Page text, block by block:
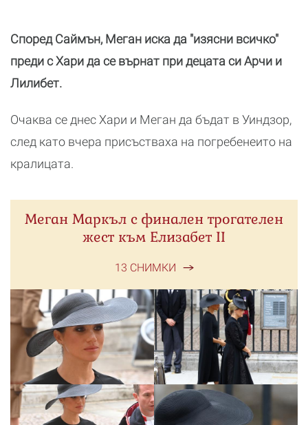
Според Саймън, Меган иска да "изясни всичко"
преди с Хари да се върнат при децата си Арчи и
Лилибет.
Очаква се днес Хари и Меган да бъдат в Уиндзор,
след като вчера присъстваха на погребенеито на
кралицата.
Меган Маркъл с финален трогателен
жест към Елизабет II
13 СНИМКИ